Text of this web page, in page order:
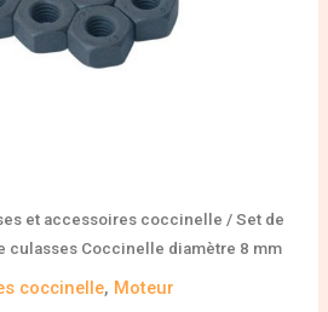
et accessoires coccinelle / Set de
culasses Coccinelle diamètre 8 mm
coccinelle, Moteur